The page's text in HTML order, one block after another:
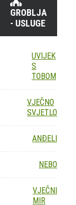
GROBLJA
- USLUGE
UVIJEK
S
TOBOM
VJEČNO
SVJETLO
ANĐELI
NEBO
VJEČNI
MIR